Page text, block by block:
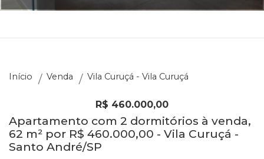
Início Venda Vila Curuçá - Vila Curuçá
R$ 460.000,00
Apartamento com 2 dormitórios à venda,
62 m² por R$ 460.000,00 - Vila Curuçá -
Santo André/SP